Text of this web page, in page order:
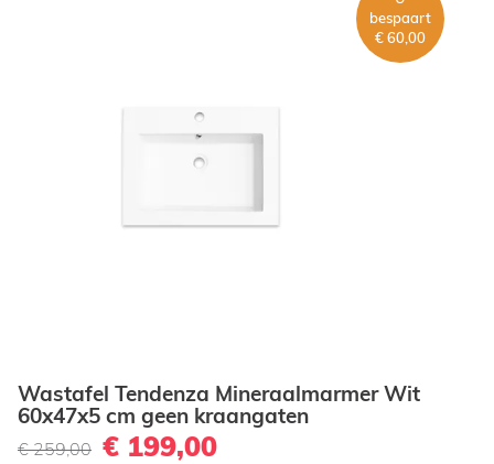
Wastafel Tendenza Mineraalmarmer Wit
60x47x5 cm geen kraangaten
bespaart
€ 60,00
€ 259,00 € 199,00